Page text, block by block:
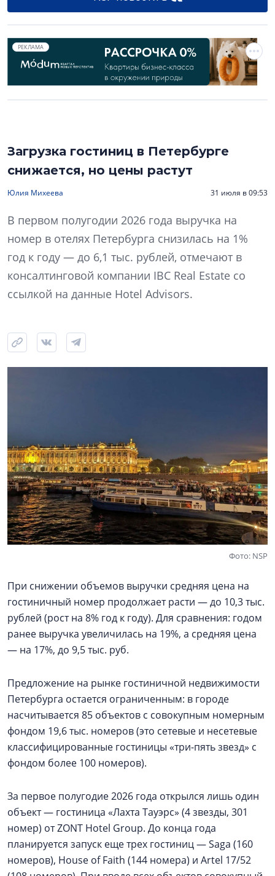
РЕКЛАМА
Загрузка гостиниц в Петербурге
снижается, но цены растут
Юлия Михеева 31 июля в 09:53
В первом полугодии 2026 года выручка на
номер в отелях Петербурга снизилась на 1%
год к году — до 6,1 тыс. рублей, отмечают в
консалтинговой компании IBC Real Estate со
ссылкой на данные Hotel Advisors.
Фото: NSP
При снижении объемов выручки средняя цена на
гостиничный номер продолжает расти — до 10,3 тыс.
рублей (рост на 8% год к году). Для сравнения: годом
ранее выручка увеличилась на 19%, а средняя цена
— на 17%, до 9,5 тыс. руб.
Предложение на рынке гостиничной недвижимости
Петербурга остается ограниченным: в городе
насчитывается 85 объектов с совокупным номерным
фондом 19,6 тыс. номеров (это сетевые и несетевые
классифицированные гостиницы «три-пять звезд» с
фондом более 100 номеров).
За первое полугодие 2026 года открылся лишь один
объект — гостиница «Лахта Тауэрс» (4 звезды, 301
номер) от ZONT Hotel Group. До конца года
планируется запуск еще трех гостиниц — Saga (160
номеров), House of Faith (144 номера) и Artel 17/52